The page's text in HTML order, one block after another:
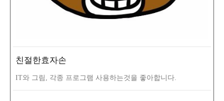
친절한효자손
IT와 그림, 각종 프로그램 사용하는것을 좋아합니다.